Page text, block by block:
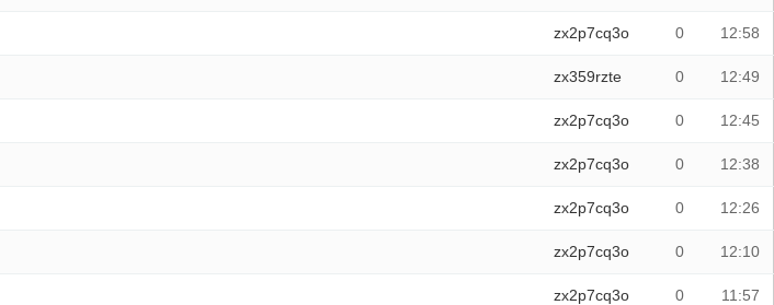
zx2p7cq3o 0 12:58
zx359rzte 0 12:49
zx2p7cq3o 0 12:45
zx2p7cq3o 0 12:38
zx2p7cq3o 0 12:26
zx2p7cq3o 0 12:10
zx2p7cq3o 0 11:57